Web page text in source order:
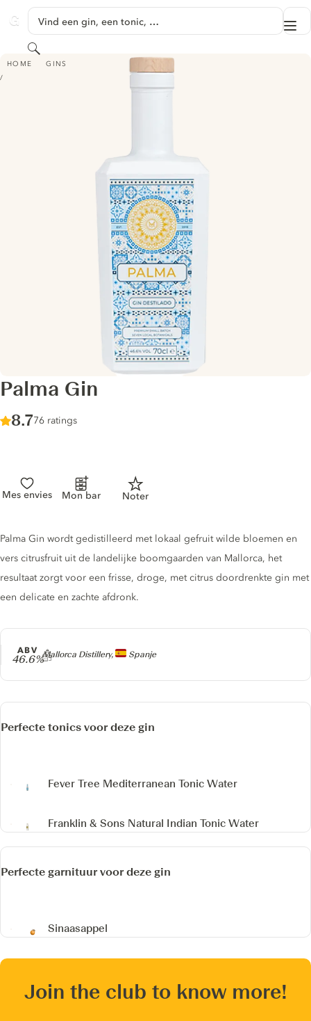
GINVENTORY
Vind een gin, een tonic, …
Zoeken
HOME GINS
PALMA GIN
Palma Gin
Score :
8.7/ 10
76 ratings
Mes envies Mon bar Noter
Producer
Mallorca Distillery, Spanje
ABV
46.6%
Gin description
Palma Gin wordt gedistilleerd met lokaal gefruit wilde bloemen en
vers citrusfruit uit de landelijke boomgaarden van Mallorca, het
resultaat zorgt voor een frisse, droge, met citrus doordrenkte gin met
een delicate en zachte afdronk.
Perfecte tonics voor deze gin
Fever Tree Mediterranean Tonic Water
Franklin & Sons Natural Indian Tonic Water
Perfecte garnituur voor deze gin
Sinaasappel
Join the club to know more!